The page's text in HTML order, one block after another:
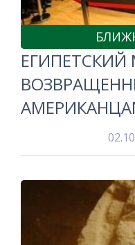
ЕГИПЕТСКИЙ